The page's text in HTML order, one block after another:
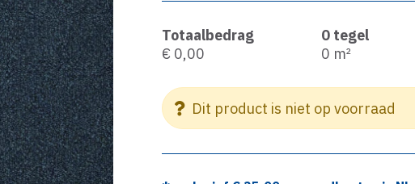
Totaalbedrag
€ 0,00
0 tegel
0 m²
Dit product is niet op voorraad